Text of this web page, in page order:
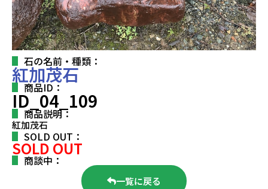
石の名前・種類：
紅加茂石
商品ID：
ID_04_109
商品説明：
紅加茂石
SOLD OUT：
SOLD OUT
商談中：
一覧に戻る